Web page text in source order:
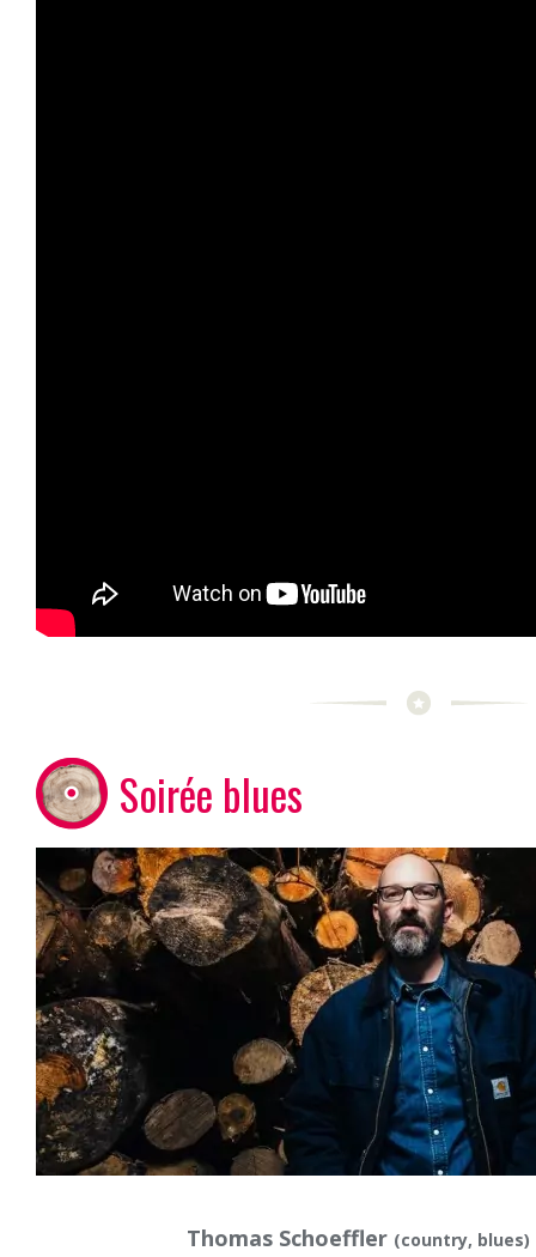
Soirée blues
Thomas Schoeffler (country, blues)